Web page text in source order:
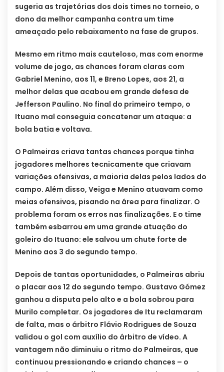
sugeria as trajetórias dos dois times no torneio, o
dono da melhor campanha contra um time
ameaçado pelo rebaixamento na fase de grupos.
Mesmo em ritmo mais cauteloso, mas com enorme
volume de jogo, as chances foram claras com
Gabriel Menino, aos 11, e Breno Lopes, aos 21, a
melhor delas que acabou em grande defesa de
Jefferson Paulino. No final do primeiro tempo, o
Ituano mal conseguia concatenar um ataque: a
bola batia e voltava.
O Palmeiras criava tantas chances porque tinha
jogadores melhores tecnicamente que criavam
variações ofensivas, a maioria delas pelos lados do
campo. Além disso, Veiga e Menino atuavam como
meias ofensivos, pisando na área para finalizar. O
problema foram os erros nas finalizações. E o time
também esbarrou em uma grande atuação do
goleiro do Ituano: ele salvou um chute forte de
Menino aos 3 do segundo tempo.
Depois de tantas oportunidades, o Palmeiras abriu
o placar aos 12 do segundo tempo. Gustavo Gómez
ganhou a disputa pelo alto e a bola sobrou para
Murilo completar. Os jogadores de Itu reclamaram
de falta, mas o árbitro Flávio Rodrigues de Souza
validou o gol com auxílio do árbitro de vídeo. A
vantagem não diminuiu o ritmo do Palmeiras, que
continuou pressionando e criando chances – o